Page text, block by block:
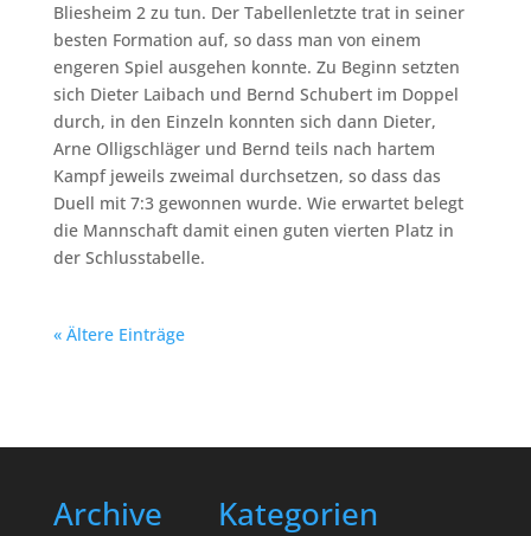
Bliesheim 2 zu tun. Der Tabellenletzte trat in seiner
besten Formation auf, so dass man von einem
engeren Spiel ausgehen konnte. Zu Beginn setzten
sich Dieter Laibach und Bernd Schubert im Doppel
durch, in den Einzeln konnten sich dann Dieter,
Arne Olligschläger und Bernd teils nach hartem
Kampf jeweils zweimal durchsetzen, so dass das
Duell mit 7:3 gewonnen wurde. Wie erwartet belegt
die Mannschaft damit einen guten vierten Platz in
der Schlusstabelle.
« Ältere Einträge
Archive Kategorien